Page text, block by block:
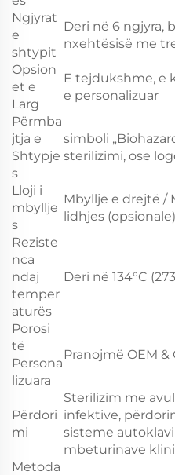
Ngjyrat
e
shtypit
Deri në 6 ngjyra,
nxehtësisë me
Opsion
et e
Larg
E tejdukshme, e
e personalizuar
Përmba
jtja e
Shtypje
s
simboli
sterilizimi, ose
Lloji i
mbyllje
s
Mbyllje e drejtë /
lidhjes (opsionale)
Reziste
nca
ndaj
temper
aturës
Deri në 134°C
Porosi
të
Persona
lizuara
Pranojmë OEM &
Përdori
mi
Sterilizim me
infektive,
sisteme
mbeturinave
Metoda